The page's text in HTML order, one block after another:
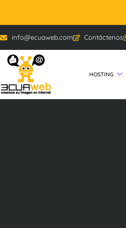
info@ecuaweb.com Contáctenos
HOSTING